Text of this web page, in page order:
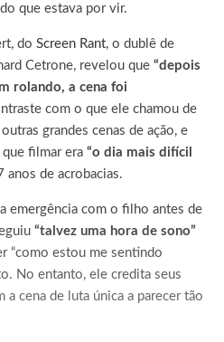
que estava por vir.
do Screen Rant, o dublê de
Cetrone, revelou que “depois
rolando, a cena foi
com o que ele chamou de
grandes cenas de ação, e
filmar era “o dia mais difícil
anos de acrobacias.
emergência com o filho antes de
“talvez uma hora de sono”
“como estou me sentindo
No entanto, ele credita seus
a cena de luta única a parecer tão